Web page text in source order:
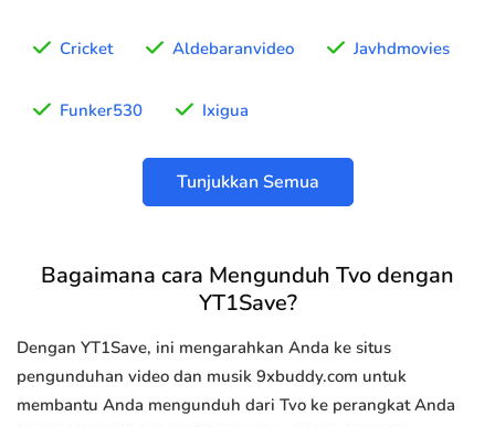
Cricket Aldebaranvideo Javhdmovies
Funker530 Ixigua
Tunjukkan Semua
Bagaimana cara Mengunduh Tvo dengan
YT1Save?
Dengan YT1Save, ini mengarahkan Anda ke situs
pengunduhan video dan musik 9xbuddy.com untuk
membantu Anda mengunduh dari Tvo ke perangkat Anda